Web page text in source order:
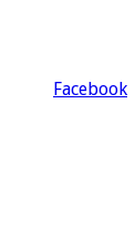
Facebook